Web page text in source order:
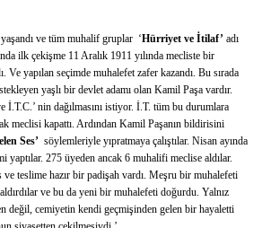
ve tüm muhalif gruplar ‘Hürriyet ve İtilaf’ adı
ilk çekişme 11 Aralık 1911 yılında mecliste bir
Ve yapılan seçimde muhalefet zafer kazandı. Bu sırada
yaşlı bir devlet adamı olan Kamil Paşa vardır.
İ.T.C.’ nin dağılmasını istiyor. İ.T. tüm bu durumlara
meclisi kapattı. Ardından Kamil Paşanın bildirisini
Ses’ söylemleriyle yıpratmaya çalıştılar. Nisan ayında
yaptılar. 275 üyeden ancak 6 muhalifi meclise aldılar.
teslime hazır bir padişah vardı. Meşru bir muhalefeti
ve bu da yeni bir muhalefeti doğurdu. Yalnız
değil, cemiyetin kendi geçmişinden gelen bir hayaletti